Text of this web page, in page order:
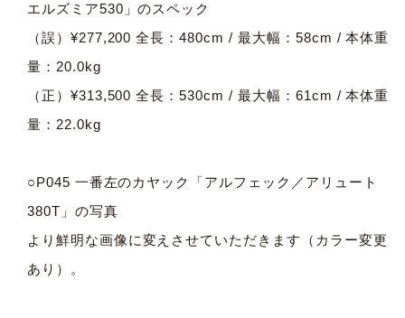
エルズミア530」のスペック
（誤）¥277,200 全長：480cm / 最大幅：58cm / 本体重
量：20.0kg
（正）¥313,500 全長：530cm / 最大幅：61cm / 本体重
量：22.0kg
○P045 一番左のカヤック「アルフェック／アリュート
380T」の写真
より鮮明な画像に変えさせていただきます（カラー変更
あり）。